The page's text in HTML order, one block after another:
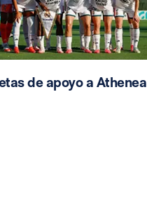
de apoyo a Athenea